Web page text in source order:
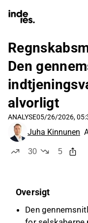
Den
alvorligt
ANALYSE05/26/2026,
Juha Kinnunen
30
5
Oversigt
Den